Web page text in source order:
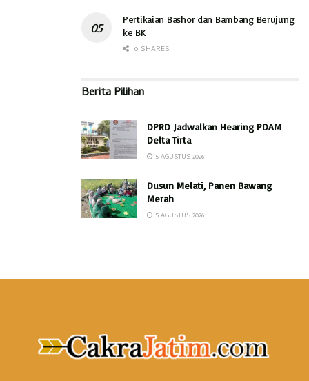
Pertikaian Bashor dan Bambang Berujung
ke BK
0 SHARES
Berita Pilihan
DPRD Jadwalkan Hearing PDAM
Delta Tirta
5 AGUSTUS 2026
Dusun Melati, Panen Bawang
Merah
5 AGUSTUS 2026